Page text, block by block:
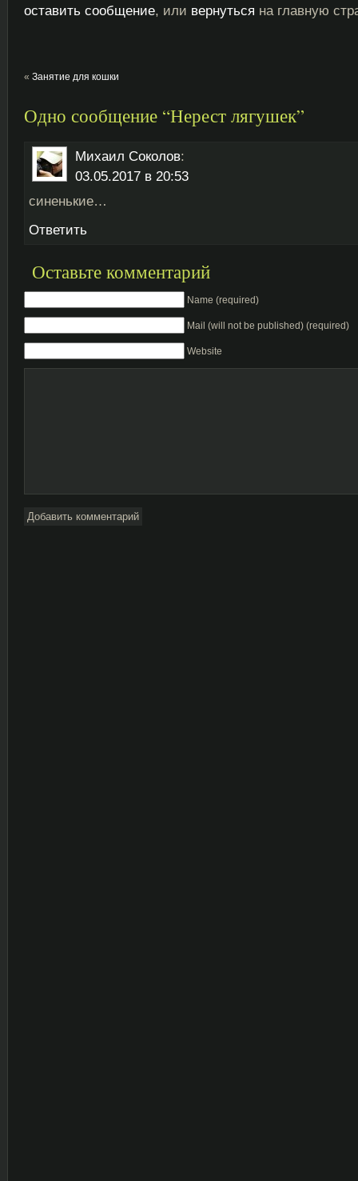
оставить сообщение, или вернуться на главную
« Занятие для кошки
Одно сообщение “Нерест лягушек”
Михаил Соколов:
03.05.2017 в 20:53
синенькие…
Ответить
Оставьте комментарий
Name (required)
Mail (will not be published) (required)
Website